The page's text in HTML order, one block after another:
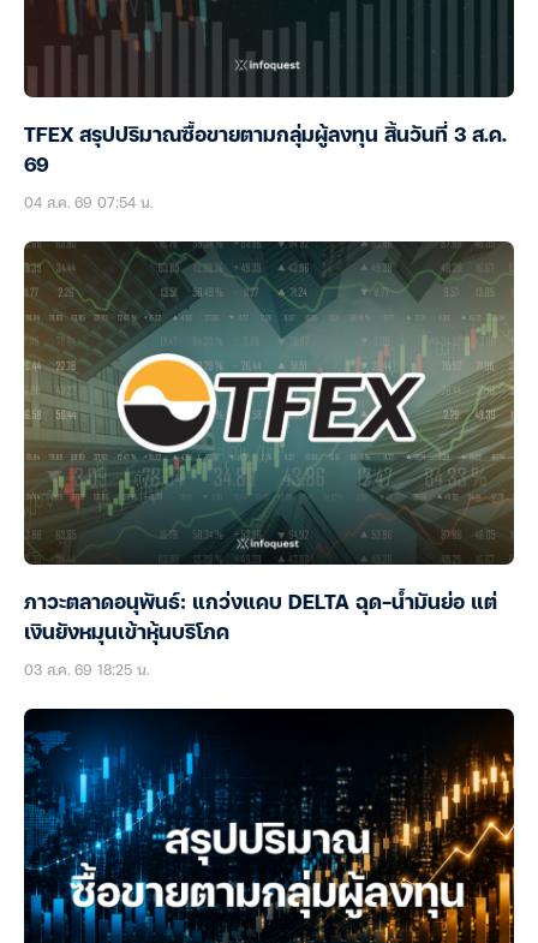
TFEX สรุปปริมาณซื้อขายตามกลุ่มผู้ลงทุน สิ้นวันที่ 3 ส.ค.
69
04 ส.ค. 69 07:54 น.
ภาวะตลาดอนุพันธ์: แกว่งแคบ DELTA ฉุด-น้ำมันย่อ แต่
เงินยังหมุนเข้าหุ้นบริโภค
03 ส.ค. 69 18:25 น.